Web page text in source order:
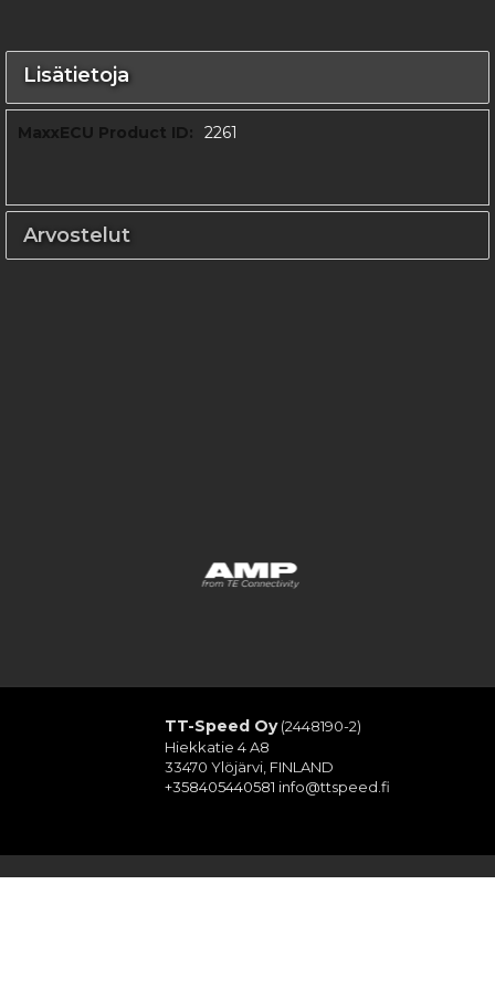
Lisätietoja
Lisätietoja 2261
Arvostelut
TT-Speed Oy(2448190-2)
Hiekkatie 4 A8
33470 Ylöjärvi, FINLAND
+358405440581 info@ttspeed.fi